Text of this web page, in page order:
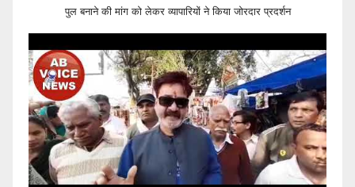
पुल बनाने की मांग को लेकर व्यापारियों ने किया जोरदार प्रदर्शन